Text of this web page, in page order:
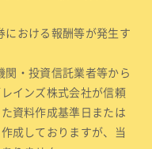
における報酬等が発生す
関・投資信託業者等から
インズ株式会社が信頼
資料作成基準日または
成しておりますが、当